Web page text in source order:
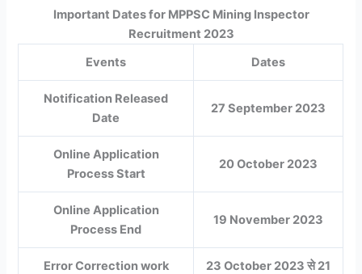
Important Dates for MPPSC Mining Inspector
Recruitment 2023
Events
Dates
Notification Released
Date
27 September 2023
Online Application
Process Start
20 October 2023
Online Application
Process End
19 November 2023
Error Correction work
23 October 2023 से 21